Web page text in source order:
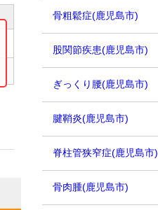
骨粗鬆症(鹿児島市)
股関節疾患(鹿児島市)
ぎっくり腰(鹿児島市)
腱鞘炎(鹿児島市)
脊柱管狭窄症(鹿児島市)
骨肉腫(鹿児島市)